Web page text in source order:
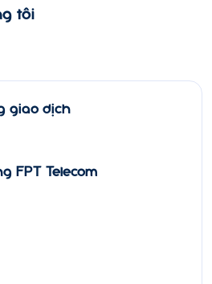
tôi
giao dịch
FPT Telecom